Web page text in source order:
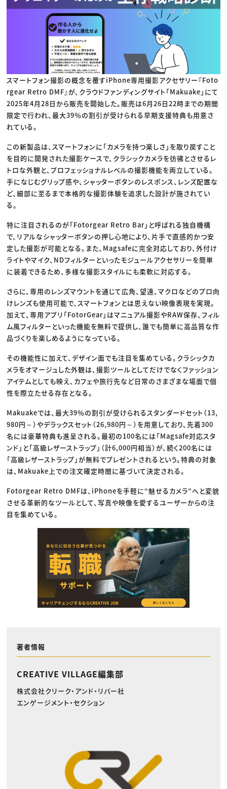
プロフェッショナル×つながる×メディア
スマートフォン撮影の概念を覆すiPhone専用撮影アクセサリー『Foto
rgear Retro DMF』が、クラウドファンディングサイト「Makuake」にて
2025年4月28日から販売を開始した。販売は6月26日22時までの期間
限定で行われ、最大39％の割引が受けられる早期支援特典も用意さ
れている。
この新製品は、スマートフォンに「カメラを持つ楽しさ」を取り戻すこと
を目的に開発された撮影ケースで、クラシックカメラを彷彿とさせるレ
トロな外観と、プロフェッショナルレベルの撮影機能を両立している。
手になじむグリップ感や、シャッターボタンのレスポンス、レンズ配置な
ど、細部に至るまで本格的な撮影体験を追求した設計が施されてい
る。
特に注目されるのが「Fotorgear Retro Bar」と呼ばれる独自機構
で、リアルなシャッターボタンの押し心地により、片手で直感的かつ安
定した撮影が可能となる。また、Magsafeに完全対応しており、外付け
ライトやマイク、NDフィルターといったモジュールアクセサリーを簡単
に装着できるため、多様な撮影スタイルにも柔軟に対応する。
さらに、専用のレンズマウントを通じて広角、望遠、マクロなどのプロ向
けレンズも使用可能で、スマートフォンとは思えない映像表現を実現。
加えて、専用アプリ「FotorGear」はマニュアル撮影やRAW保存、フィル
ム風フィルターといった機能を無料で提供し、誰でも簡単に高品質な作
品づくりを楽しめるようになっている。
その機能性に加えて、デザイン面でも注目を集めている。クラシックカ
メラをオマージュした外観は、撮影ツールとしてだけでなくファッション
アイテムとしても映え、カフェや旅行先など日常のさまざまな場面で個
性を際立たせる存在となる。
Makuakeでは、最大39％の割引が受けられるスタンダードセット（13,
980円～）やデラックスセット（26,980円～）を用意しており、先着300
名には豪華特典も進呈される。最初の100名には「Magsafe対応スタ
ンド」と「高級レザーストラップ」（計6,000円相当）が、続く200名には
「高級レザーストラップ」が無料でプレゼントされるという。特典の対象
は、Makuake上での注文確定時間に基づいて決定される。
Fotorgear Retro DMFは、iPhoneを手軽に“魅せるカメラ”へと変貌
させる革新的なツールとして、写真や映像を愛するユーザーからの注
目を集めている。
著者情報
CREATIVE VILLAGE編集部
株式会社クリーク・アンド・リバー社
エンゲージメント・セクション